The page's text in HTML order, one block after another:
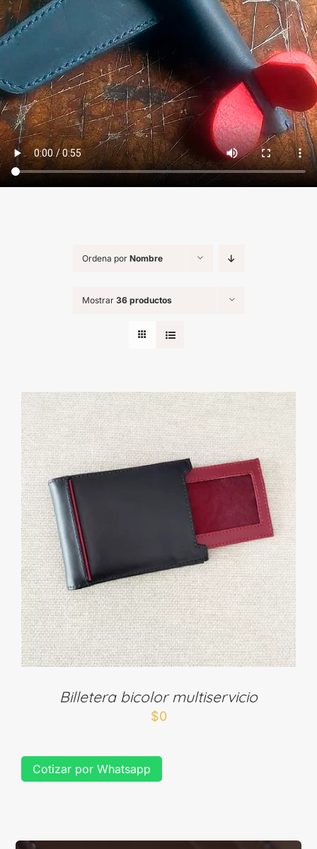
Ordena por Nombre
Mostrar 36 productos
Billetera bicolor multiservicio
$0
Cotizar por Whatsapp